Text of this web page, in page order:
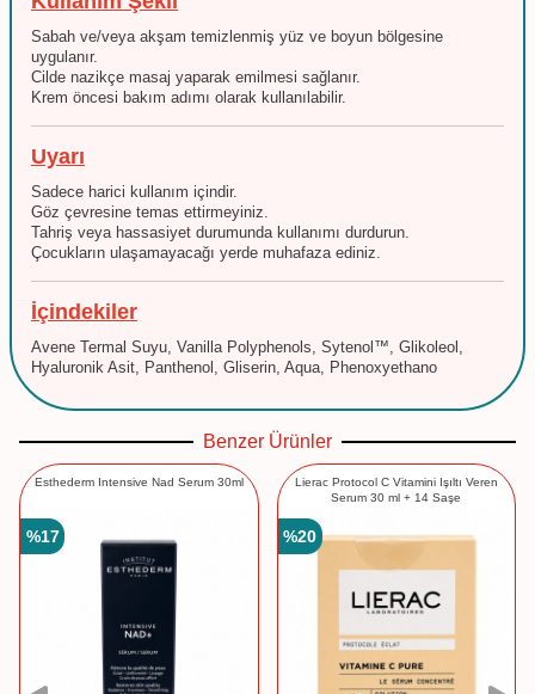
Sabah ve/veya akşam temizlenmiş yüz ve boyun bölgesine
uygulanır.
Cilde nazikçe masaj yaparak emilmesi sağlanır.
Krem öncesi bakım adımı olarak kullanılabilir.
Uyarı
Sadece harici kullanım içindir.
Göz çevresine temas ettirmeyiniz.
Tahriş veya hassasiyet durumunda kullanımı durdurun.
Çocukların ulaşamayacağı yerde muhafaza ediniz.
İçindekiler
Avene Termal Suyu, Vanilla Polyphenols, Sytenol™, Glikoleol,
Hyaluronik Asit, Panthenol, Gliserin, Aqua, Phenoxyethano
Benzer Ürünler
Esthederm Intensive Nad Serum 30ml
%17
Lierac Protocol C Vitamini Işıltı Veren
Serum 30 ml + 14 Saşe
%20